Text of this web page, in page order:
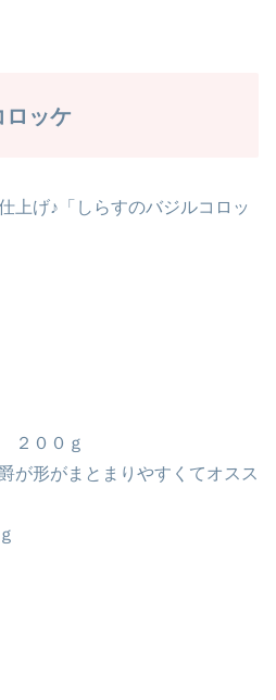
ロッケ
上げ♪「しらすのバジルコロッ
２００ｇ
が形がまとまりやすくてオスス